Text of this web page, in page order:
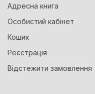
Адресна книга
Особистий кабінет
Кошик
Реєстрація
Відстежити замовлення